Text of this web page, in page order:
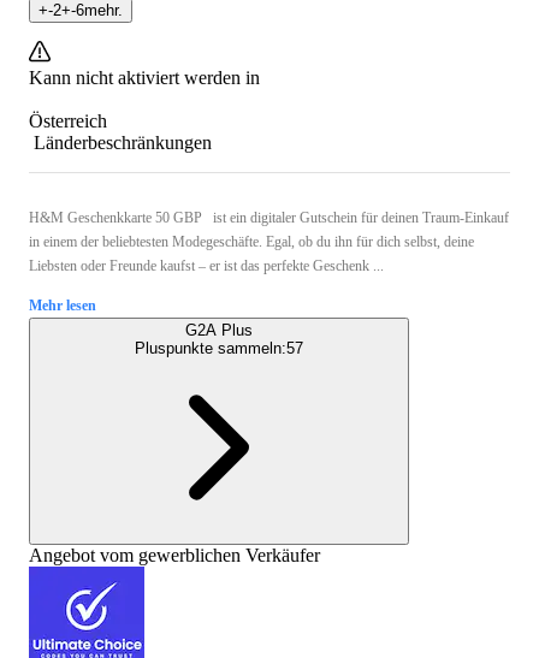
+-2+-6mehr.
Kann nicht aktiviert werden in
Österreich
Länderbeschränkungen
H&M Geschenkkarte 50 GBP ist ein digitaler Gutschein für deinen Traum-Einkauf
in einem der beliebtesten Modegeschäfte. Egal, ob du ihn für dich selbst, deine
Liebsten oder Freunde kaufst – er ist das perfekte Geschenk ...
Mehr lesen
G2A Plus
Pluspunkte sammeln:57
Angebot vom gewerblichen Verkäufer